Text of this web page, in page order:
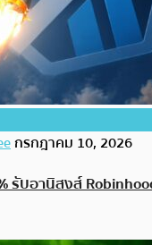
กรกฎาคม 10, 2026
รับอานิสงส์